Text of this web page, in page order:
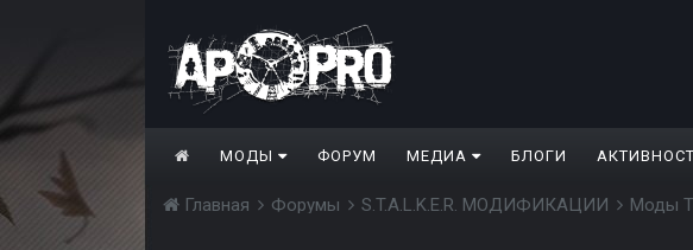
МОДЫ ФОРУМ МЕДИА БЛОГИ
Главная Форумы S.T.A.L.K.E.R. МОДИФИКАЦИИ Моды